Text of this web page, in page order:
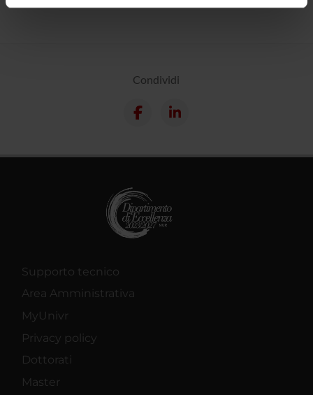
raccolto dal tuo utilizzo dei loro servizi.
Condividi
Supporto tecnico
Area Amministrativa
MyUnivr
Privacy policy
Dottorati
Master